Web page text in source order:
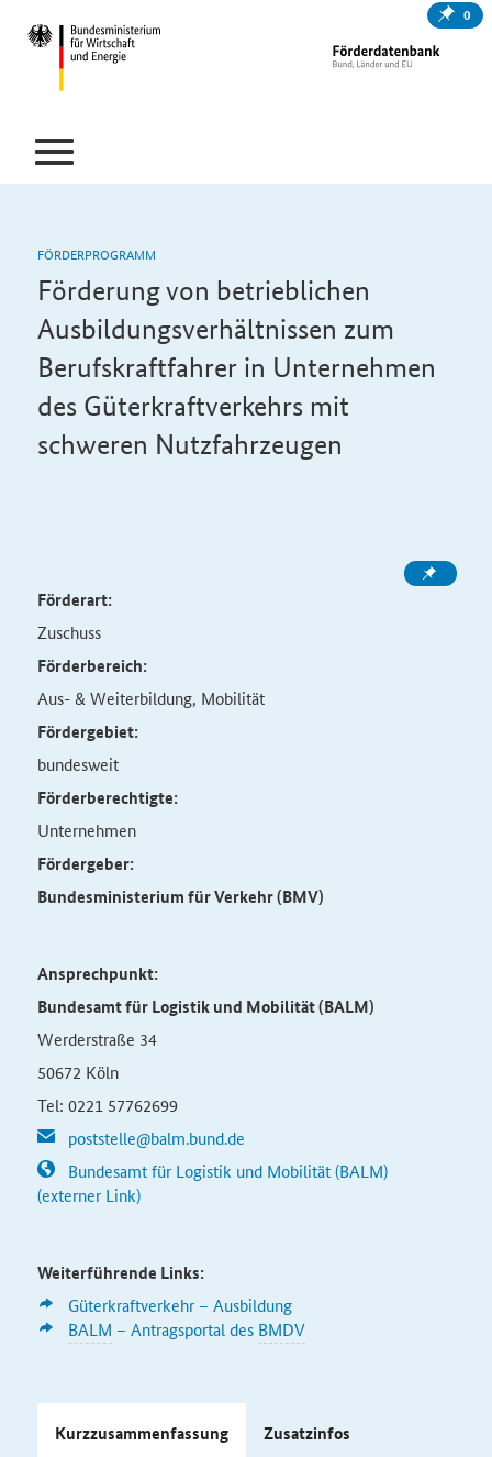
0
FÖRDERPROGRAMM
Förderung von betrieblichen
Ausbildungsverhältnissen zum
Berufskraftfahrer in Unternehmen
des Güterkraftverkehrs mit
schweren Nutzfahrzeugen
Förderart:
Zuschuss
Förderbereich:
Aus- & Weiterbildung, Mobilität
Fördergebiet:
bundesweit
Förderberechtigte:
Unternehmen
Fördergeber:
Bundesministerium für Verkehr (BMV)
Ansprechpunkt:
Bundesamt für Logistik und Mobilität (BALM)
Werderstraße 34
50672 Köln
Tel: 0221 57762699
poststelle@balm.bund.de
Bundesamt für Logistik und Mobilität (BALM)
(externer Link)
Weiterführende Links:
Güterkraftverkehr – Ausbildung
BALM – Antragsportal des BMDV
Kurzzusammenfassung Zusatzinfos